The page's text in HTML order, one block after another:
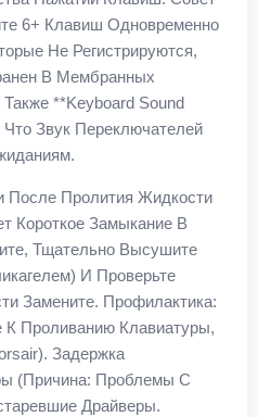
6+ Клавиш Одновременно
Не Регистрируются,
В Мембранных
Также **keyboard Sound
Звук Переключателей
Пролития Жидкости
Короткое Замыкание В
Тщательно Высушите
И Проверьте
Замените. Профилактика:
К Проливанию Клавиатуры,
Задержка
(Причина: Проблемы С
Драйверы.